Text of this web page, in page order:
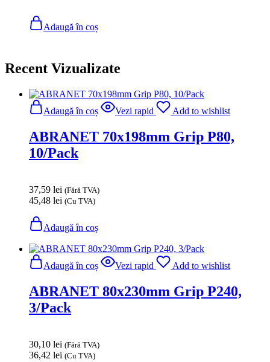
Adaugă în coș
Recent Vizualizate
Adaugă în coș Vezi rapid Add to wishlist
ABRANET 70x198mm Grip P80,
10/Pack
37,59 lei (Fără TVA)
45,48 lei (Cu TVA)
Adaugă în coș
Adaugă în coș Vezi rapid Add to wishlist
ABRANET 80x230mm Grip P240,
3/Pack
30,10 lei (Fără TVA)
36,42 lei (Cu TVA)